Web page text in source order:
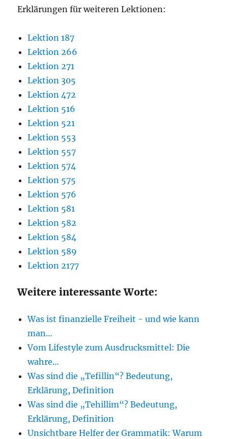
Erklärungen für weiteren Lektionen:
Lektion 187
Lektion 266
Lektion 271
Lektion 305
Lektion 472
Lektion 516
Lektion 521
Lektion 553
Lektion 557
Lektion 574
Lektion 575
Lektion 576
Lektion 581
Lektion 582
Lektion 584
Lektion 589
Lektion 2177
Weitere interessante Worte:
Was ist finanzielle Freiheit - und wie kann
man…
Vom Lifestyle zum Ausdrucksmittel: Die
wahre…
Was sind die „Tefillin“? Bedeutung,
Erklärung, Definition
Was sind die „Tehillim“? Bedeutung,
Erklärung, Definition
Unsichtbare Helfer der Grammatik: Warum